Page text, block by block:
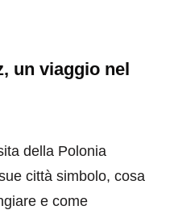
un viaggio nel
della Polonia
città simbolo, cosa
e come